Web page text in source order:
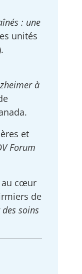
: une
unités
à
et
Forum
au cœur
de
soins